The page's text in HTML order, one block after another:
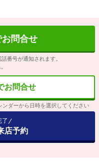
お問合せ
番号が通知されます。
お問合せ
ンダーから日時を選択してください
了
店予約